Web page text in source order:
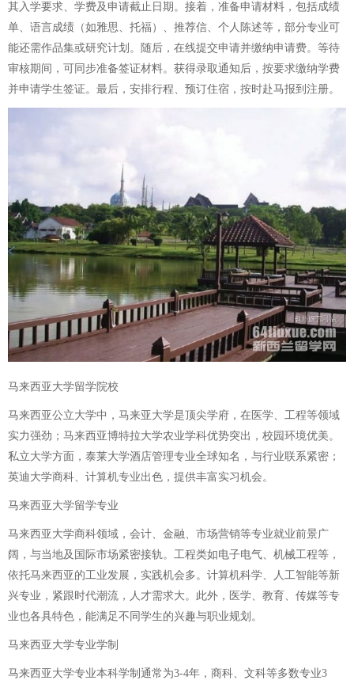
其入学要求、学费及申请截止日期。接着，准备申请材料，包括成绩
单、语言成绩（如雅思、托福）、推荐信、个人陈述等，部分专业可
能还需作品集或研究计划。随后，在线提交申请并缴纳申请费。等待
审核期间，可同步准备签证材料。获得录取通知后，按要求缴纳学费
并申请学生签证。最后，安排行程、预订住宿，按时赴马报到注册。
马来西亚大学留学院校
马来西亚公立大学中，马来亚大学是顶尖学府，在医学、工程等领域
实力强劲；马来西亚博特拉大学农业学科优势突出，校园环境优美。
私立大学方面，泰莱大学酒店管理专业全球知名，与行业联系紧密；
英迪大学商科、计算机专业出色，提供丰富实习机会。
马来西亚大学留学专业
马来西亚大学商科领域，会计、金融、市场营销等专业就业前景广
阔，与当地及国际市场紧密接轨。工程类如电子电气、机械工程等，
依托马来西亚的工业发展，实践机会多。计算机科学、人工智能等新
兴专业，紧跟时代潮流，人才需求大。此外，医学、教育、传媒等专
业也各具特色，能满足不同学生的兴趣与职业规划。
马来西亚大学专业学制
马来西亚大学专业本科学制通常为3-4年，商科、文科等多数专业3